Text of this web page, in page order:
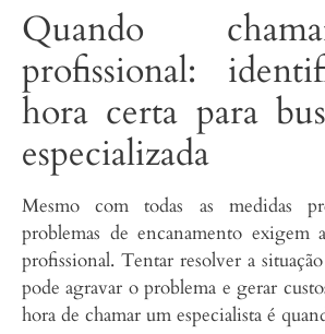
Quando
profissional:
hora certa para
especializada
Mesmo com todas as medidas
problemas de encanamento exigem
profissional. Tentar resolver a
pode agravar o problema e gerar
hora de chamar um especialista é